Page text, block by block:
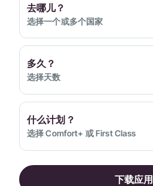
去哪儿？
选择一个或多个国家
多久？
选择天数
什么计划？
选择 Comfort+ 或 First Class
下载应用